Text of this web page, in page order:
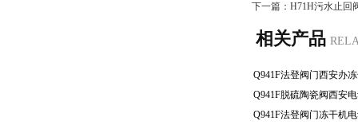
下一篇： H71H污水止回
相关产品